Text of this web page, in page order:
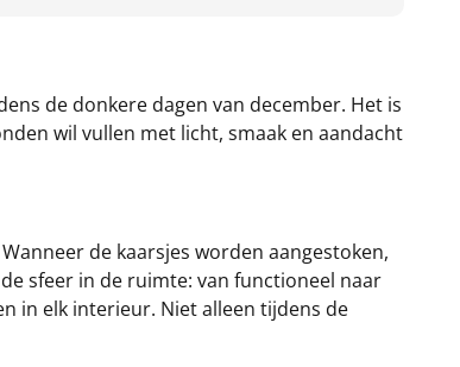
de donkere dagen van december. Het is
wil vullen met licht, smaak en aandacht
de kaarsjes worden aangestoken,
sfeer in de ruimte: van functioneel naar
in elk interieur. Niet alleen tijdens de